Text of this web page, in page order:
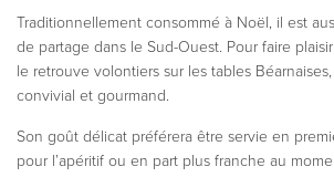
Traditionnellement consommé à Noël, il est
de partage dans le Sud-Ouest. Pour faire
le retrouve volontiers sur les tables
convivial et gourmand.
Son goût délicat préférera être servie en
pour l’apéritif ou en part plus franche au